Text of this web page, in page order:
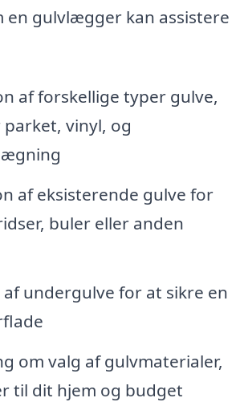
en gulvlægger kan assistere
af forskellige typer gulve,
vinyl, og
af eksisterende gulve for
buler eller anden
undergulve for at sikre en
om valg af gulvmaterialer,
til dit hjem og budget